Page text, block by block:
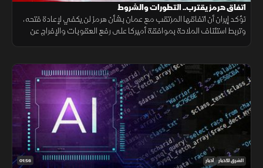
اتفاق هرمز يقترب.. التطورات والشروط
تؤكد إيران أن اتفاقها المرتقب مع عمان بشأن هرمز لن يكفي لإعادة فتحه،
وتربط استئناف الملاحة بموافقة أميركا على رفع العقوبات والإفراج عن
01:56 الشرق للأخبار أخبار